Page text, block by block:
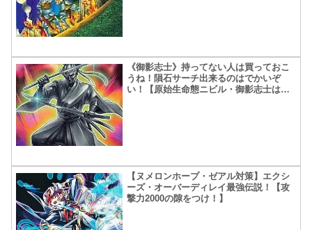
《御影志士》持ってない人は買っておこ
うね！隕石サーチ出来るのはでかいぞ
い！【原始生命態ニビル・御影志士は虎
【ヌメロンホープ・ゼアル対策】エクシ
ーズ・オーバーディレイ最強伝説！【攻
撃力2000の隙をつけ！】